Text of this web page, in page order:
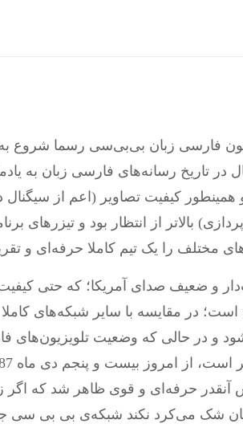
فارسی زبان بی‌بی‌سی رسما شروع
در تاریخ رسانه‌های فارسی زبان به
کیفیت تصاویر (اعم از سیگنال
بالاتر از انتظار بود و تیزرهای
و ضعیف صدای آمریکا؛ که حتی
است؛ در مقایسه با سایر شبکه‌های
و در حالی که وضعیت تلویزیون‌های
حرفه‌ای و قوی ظاهر شد که اگر